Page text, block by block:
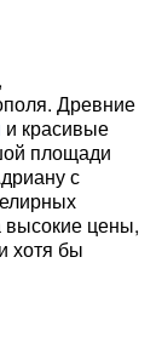
Древние
и красивые
площади
с
высокие цены,
хотя бы